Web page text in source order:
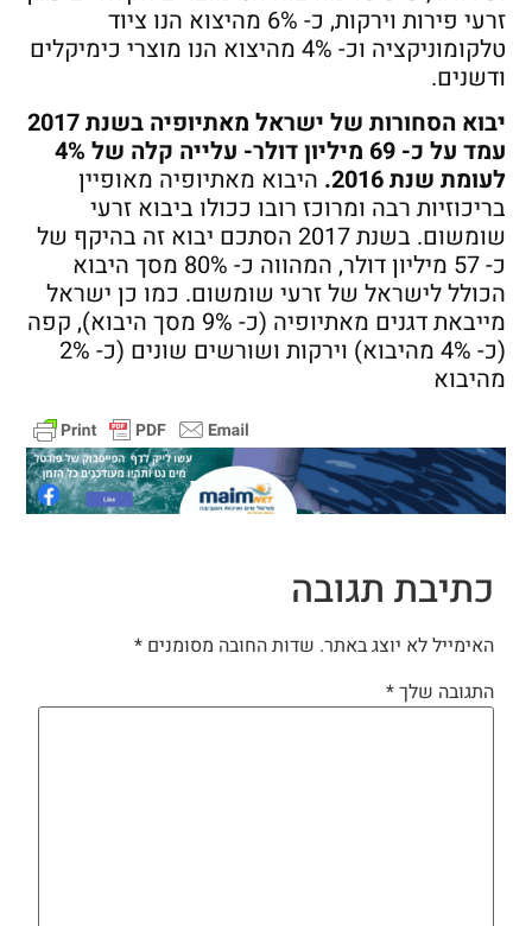
זרעי פירות וירקות, כ- 6% מהיצוא הנו ציוד
טלקומוניקציה וכ- 4% מהיצוא הנו מוצרי כימיקלים
ודשנים.
יבוא הסחורות של ישראל מאתיופיה בשנת 2017
עמד על כ- 69 מיליון דולר- עלייה קלה של 4%
לעומת שנת 2016.
היבוא מאתיופיה מאופיין
בריכוזיות רבה ומרוכז רובו ככולו ביבוא זרעי
שומשום. בשנת 2017 הסתכם יבוא זה בהיקף של
כ- 57 מיליון דולר, המהווה כ- 80% מסך היבוא
הכולל לישראל של זרעי שומשום. כמו כן ישראל
מייבאת דגנים מאתיופיה (כ- 9% מסך היבוא), קפה
(כ- 4% מהיבוא) וירקות ושורשים שונים (כ- 2%
מהיבוא
כתיבת תגובה
האימייל לא יוצג באתר. שדות החובה מסומנים *
התגובה שלך*